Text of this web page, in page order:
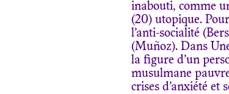
inabouti, comme
(20) utopique.
l’anti-socialité
(Muñoz). Dans
la figure d’un
musulmane
crises d’anxiété et